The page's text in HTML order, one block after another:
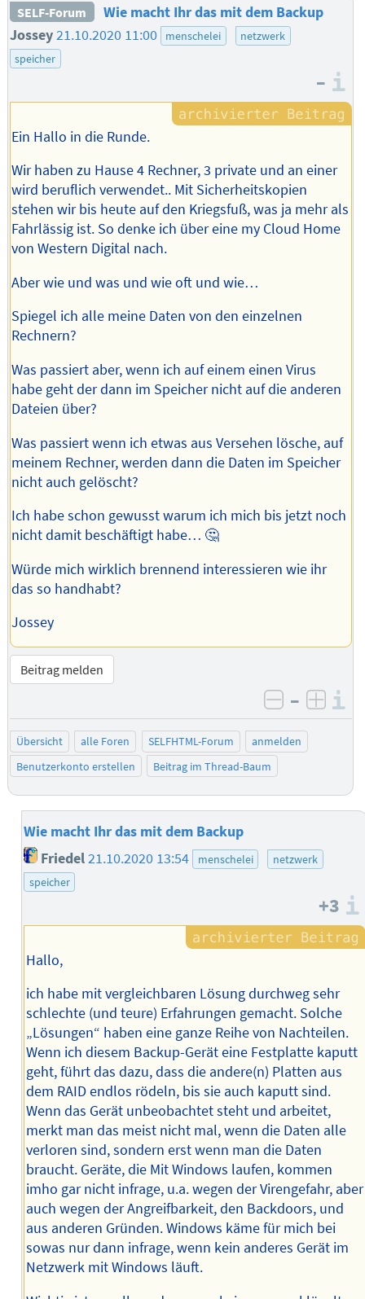
SELF-Forum
Wie macht Ihr das mit dem Backup
Jossey21.10.2020 11:00 menschelei
netzwerk
speicher
–
Ein Hallo in die Runde.
Wir haben zu Hause 4 Rechner, 3 private und an einer
wird beruflich verwendet.. Mit Sicherheitskopien
stehen wir bis heute auf den Kriegsfuß, was ja mehr als
Fahrlässig ist. So denke ich über eine my Cloud Home
von Western Digital nach.
Aber wie und was und wie oft und wie…
Spiegel ich alle meine Daten von den einzelnen
Rechnern?
Was passiert aber, wenn ich auf einem einen Virus
habe geht der dann im Speicher nicht auf die anderen
Dateien über?
Was passiert wenn ich etwas aus Versehen lösche, auf
meinem Rechner, werden dann die Daten im Speicher
nicht auch gelöscht?
Ich habe schon gewusst warum ich mich bis jetzt noch
nicht damit beschäftigt habe… 🤔
Würde mich wirklich brennend interessieren wie ihr
das so handhabt?
Jossey
Beitrag melden
negativ
–
Übersicht alle Foren SELFHTML-Forum
anmelden
Benutzerkonto erstellen
Beitrag im Thread-Baum
Wie macht Ihr das mit dem Backup
Friedel21.10.2020 13:54 menschelei
netzwerk
speicher
+3
Hallo,
ich habe mit vergleichbaren Lösung durchweg sehr
schlechte (und teure) Erfahrungen gemacht. Solche
„Lösungen“ haben eine ganze Reihe von Nachteilen.
Wenn ich diesem Backup-Gerät eine Festplatte kaputt
geht, führt das dazu, dass die andere(n) Platten aus
dem RAID endlos rödeln, bis sie auch kaputt sind.
Wenn das Gerät unbeobachtet steht und arbeitet,
merkt man das meist nicht mal, wenn die Daten alle
verloren sind, sondern erst wenn man die Daten
braucht. Geräte, die Mit Windows laufen, kommen
imho gar nicht infrage, u.a. wegen der Virengefahr, aber
auch wegen der Angreifbarkeit, den Backdoors, und
aus anderen Gründen. Windows käme für mich bei
sowas nur dann infrage, wenn kein anderes Gerät im
Netzwerk mit Windows läuft.